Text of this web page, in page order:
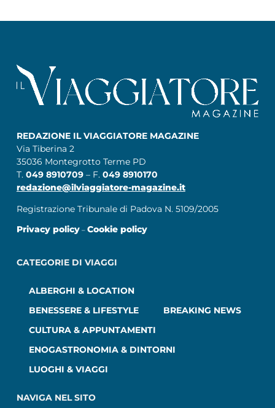
REDAZIONE IL VIAGGIATORE MAGAZINE
Via Tiberina 2
35036 Montegrotto Terme PD
T. 049 8910709 – F. 049 8910170
redazione@ilviaggiatore-magazine.it
Registrazione Tribunale di Padova N. 5109/2005
Privacy policy– Cookie policy
CATEGORIE DI VIAGGI
ALBERGHI & LOCATION
BENESSERE & LIFESTYLE
BREAKING NEWS
CULTURA & APPUNTAMENTI
ENOGASTRONOMIA & DINTORNI
LUOGHI & VIAGGI
NAVIGA NEL SITO